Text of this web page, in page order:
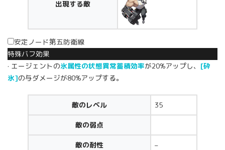
出現する敵
安定ノード第五防衛線
特殊バフ効果
· エージェントの氷属性の状態異常蓄積効率が20%アップし、 [砕
氷]の与ダメージが80%アップする。
敵のレベル 35
敵の弱点
敵の耐性 –